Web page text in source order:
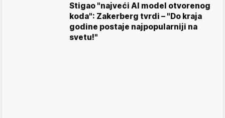
Stigao "najveći AI model otvorenog
koda": Zakerberg tvrdi – "Do kraja
godine postaje najpopularniji na
svetu!"